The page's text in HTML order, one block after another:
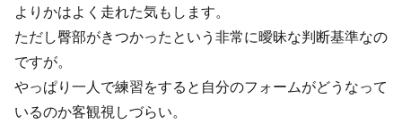
よりかはよく走れた気もします。
ただし臀部がきつかったという非常に曖昧な判断基準なの
ですが。
やっぱり一人で練習をすると自分のフォームがどうなって
いるのか客観視しづらい。